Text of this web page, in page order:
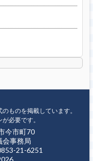
ものを掲載しています。
必要です。
今市町70
会事務局
21-6251